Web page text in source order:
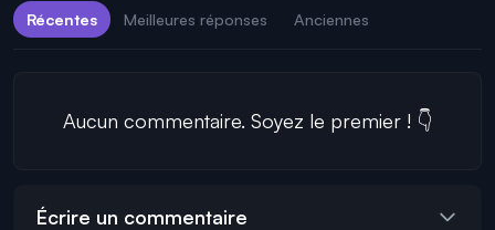
Récentes Meilleures réponses Anciennes
Aucun commentaire. Soyez le premier ! 👇
Écrire un commentaire